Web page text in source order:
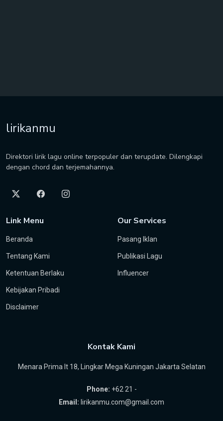
lirikanmu
Direktori lirik lagu online terpopuler dan terupdate. Dilengkapi
dengan chord dan terjemahannya.
Link Menu
Beranda
Tentang Kami
Ketentuan Berlaku
Kebijakan Pribadi
Disclaimer
Our Services
Pasang Iklan
Publikasi Lagu
Influencer
Kontak Kami
Menara Prima lt 18, Lingkar Mega Kuningan Jakarta Selatan
Phone: +62 21 -
Email: lirikanmu.com@gmail.com